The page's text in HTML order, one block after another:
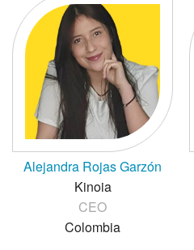
Alejandra Rojas Garzón
Kinoia
CEO
Colombia